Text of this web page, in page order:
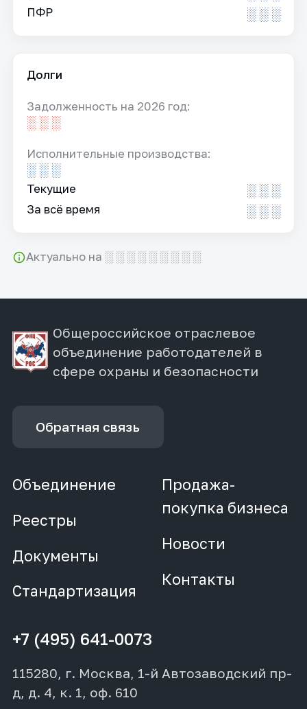
ПФР ░ ░ ░
Долги
Задолженность на 2026 год:
░ ░ ░
Исполнительные производства:
░ ░ ░
Текущие ░ ░ ░
За всё время ░ ░ ░
Актуально на ░ ░ ░ ░ ░ ░ ░ ░ ░
Общероссийское отраслевое
объединение работодателей в
сфере охраны и безопасности
Обратная связь
Объединение
Реестры
Документы
Стандартизация
Продажа-
покупка бизнеса
Новости
Контакты
+7 (495) 641-0073
115280, г. Москва, 1-й Автозаводский пр-
д, д. 4, к. 1, оф. 610